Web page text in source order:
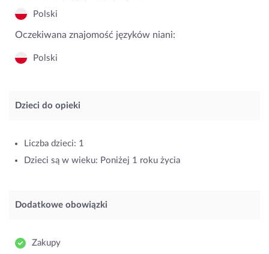
Polski
Oczekiwana znajomość języków niani:
Polski
Dzieci do opieki
Liczba dzieci: 1
Dzieci są w wieku: Poniżej 1 roku życia
Dodatkowe obowiązki
Zakupy